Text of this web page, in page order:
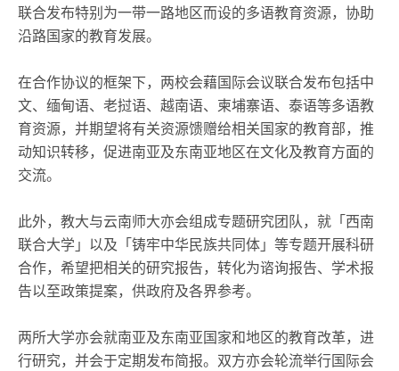
联合发布特别为一带一路地区而设的多语教育资源，协助
沿路国家的教育发展。
在合作协议的框架下，两校会藉国际会议联合发布包括中
文、缅甸语、老挝语、越南语、柬埔寨语、泰语等多语教
育资源，并期望将有关资源馈赠给相关国家的教育部，推
动知识转移，促进南亚及东南亚地区在文化及教育方面的
交流。
此外，教大与云南师大亦会组成专题研究团队，就「西南
联合大学」以及「铸牢中华民族共同体」等专题开展科研
合作，希望把相关的研究报告，转化为谘询报告、学术报
告以至政策提案，供政府及各界参考。
两所大学亦会就南亚及东南亚国家和地区的教育改革，进
行研究，并会于定期发布简报。双方亦会轮流举行国际会